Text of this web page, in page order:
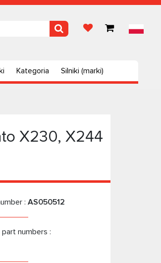
Kategoria Silniki (marki)
X230, X244
: AS050512
numbers :